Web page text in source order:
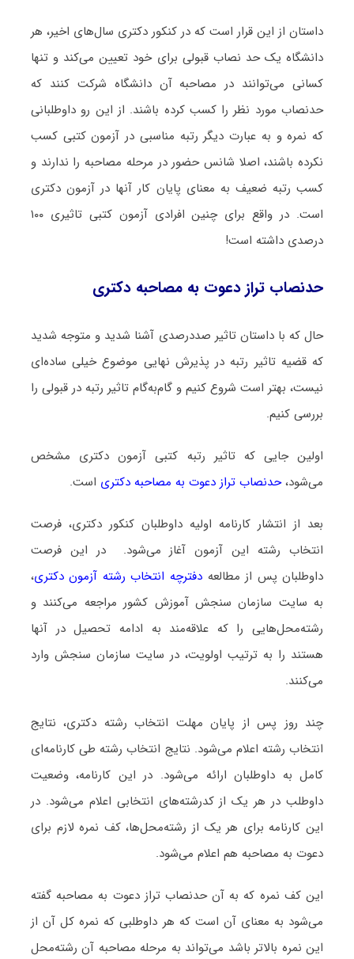
داستان از این قرار است که در کنکور دکتری سال‌های اخیر، هر
دانشگاه یک حد نصاب قبولی برای خود تعیین می‌کند و تنها
کسانی می‌توانند در مصاحبه آن دانشگاه شرکت کنند که
حدنصاب مورد نظر را کسب کرده باشند. از این رو داوطلبانی
که نمره و به عبارت دیگر رتبه مناسبی در آزمون کتبی کسب
نکرده باشند، اصلا شانس حضور در مرحله مصاحبه را ندارند و
کسب رتبه ضعیف به معنای پایان کار آنها در آزمون دکتری
است. در واقع برای چنین افرادی آزمون کتبی تاثیری ۱۰۰
درصدی داشته است!
حدنصاب تراز دعوت به مصاحبه دکتری
حال که با داستان تاثیر صددرصدی آشنا شدید و متوجه شدید
که قضیه تاثیر رتبه در پذیرش نهایی موضوع خیلی ساده‌ای
نیست، بهتر است شروع کنیم و گام‌به‌گام تاثیر رتبه در قبولی را
بررسی کنیم.
اولین جایی که تاثیر رتبه کتبی آزمون دکتری مشخص
می‌شود،حدنصاب تراز دعوت به مصاحبه دکتری است.
بعد از انتشار کارنامه اولیه داوطلبان کنکور دکتری، فرصت
انتخاب رشته این آزمون آغاز می‌شود. در این فرصت
داوطلبان پس از مطالعه دفترچه انتخاب رشته آزمون دکتری،
به سایت سازمان سنجش آموزش کشور مراجعه می‌کنند و
رشته‌محل‌هایی را که علاقه‌مند به ادامه تحصیل در آنها
هستند را به ترتیب اولویت، در سایت سازمان سنجش وارد
می‌کنند.
چند روز پس از پایان مهلت انتخاب رشته دکتری، نتایج
انتخاب رشته اعلام می‌شود. نتایج انتخاب رشته طی کارنامه‌ای
کامل به داوطلبان ارائه می‌شود. در این کارنامه، وضعیت
داوطلب در هر یک از کدرشته‌های انتخابی اعلام می‌شود. در
این کارنامه برای هر یک از رشته‌محل‌ها، کف نمره لازم برای
دعوت به مصاحبه هم اعلام می‌شود.
این کف نمره که به آن حدنصاب تراز دعوت به مصاحبه گفته
می‌شود به معنای آن است که هر داوطلبی که نمره کل آن از
این نمره بالاتر باشد می‌تواند به مرحله مصاحبه آن رشته‌محل